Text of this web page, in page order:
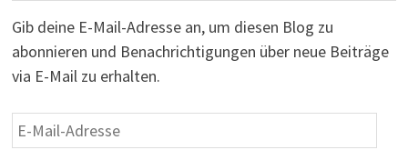
Gib deine E-Mail-Adresse an, um diesen Blog zu
abonnieren und Benachrichtigungen über neue Beiträge
via E-Mail zu erhalten.
E-
Mail-